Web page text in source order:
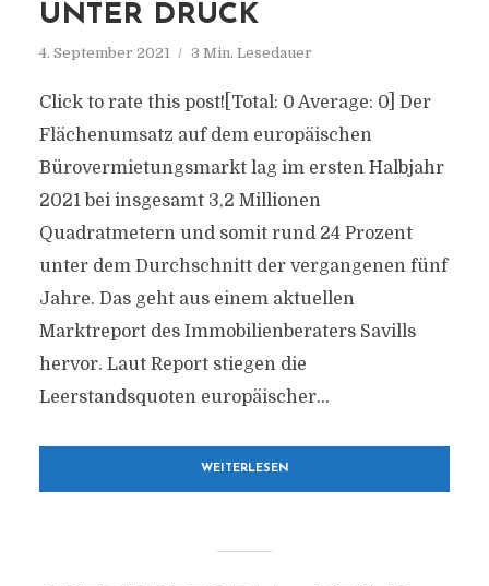
UNTER DRUCK
4. September 2021 3 Min. Lesedauer
Click to rate this post![Total: 0 Average: 0] Der
Flächenumsatz auf dem europäischen
Bürovermietungsmarkt lag im ersten Halbjahr
2021 bei insgesamt 3,2 Millionen
Quadratmetern und somit rund 24 Prozent
unter dem Durchschnitt der vergangenen fünf
Jahre. Das geht aus einem aktuellen
Marktreport des Immobilienberaters Savills
hervor. Laut Report stiegen die
Leerstandsquoten europäischer...
WEITERLESEN